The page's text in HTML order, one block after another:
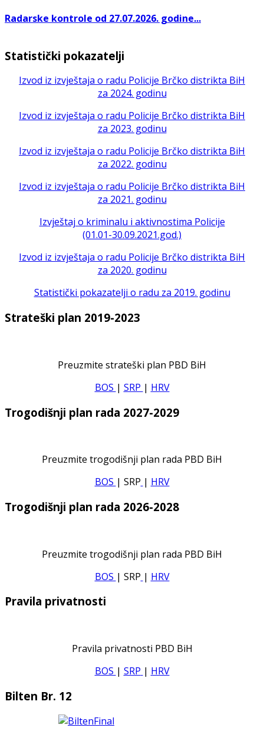
Radarske kontrole od 27.07.2026. godine...
Statistički pokazatelji
Izvod iz izvještaja o radu Policije Brčko distrikta BiH
za 2024. godinu
Izvod iz izvještaja o radu Policije Brčko distrikta BiH
za 2023. godinu
Izvod iz izvještaja o radu Policije Brčko distrikta BiH
za 2022. godinu
Izvod iz izvještaja o radu Policije Brčko distrikta BiH
za 2021. godinu
Izvještaj o kriminalu i aktivnostima Policije
(01.01-30.09.2021.god.)
Izvod iz izvještaja o radu Policije Brčko distrikta BiH
za 2020. godinu
Statistički pokazatelji o radu za 2019. godinu
Strateški plan 2019-2023
Preuzmite strateški plan PBD BiH
BOS | SRP | HRV
Trogodišnji plan rada 2027-2029
Preuzmite trogodišnji plan rada PBD BiH
BOS | SRP | HRV
Trogodišnji plan rada 2026-2028
Preuzmite trogodišnji plan rada PBD BiH
BOS | SRP | HRV
Pravila privatnosti
Pravila privatnosti PBD BiH
BOS | SRP | HRV
Bilten Br. 12